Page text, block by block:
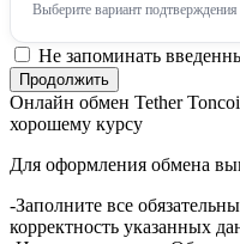
Выберите вариант
Не запоминать
Онлайн обмен Tether
хорошему курсу
Для оформления обмена
-Заполните все
корректность указанных